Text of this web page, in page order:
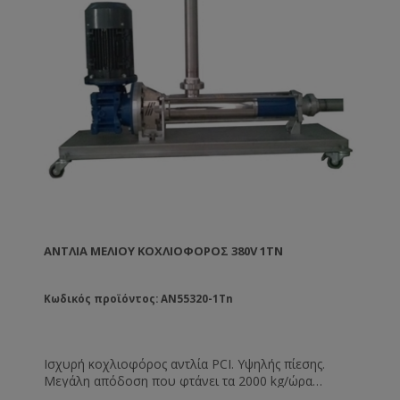
ΑΝΤΛΊΑ ΜΕΛΙΟΎ ΚΟΧΛΙΟΦΌΡΟΣ 380V 1TN
Κωδικός προϊόντος: AN55320-1Tn
Ισχυρή κοχλιοφόρος αντλία PCI. Υψηλής πίεσης.
Μεγάλη απόδοση που φτάνει τα 2000 kg/ώρα